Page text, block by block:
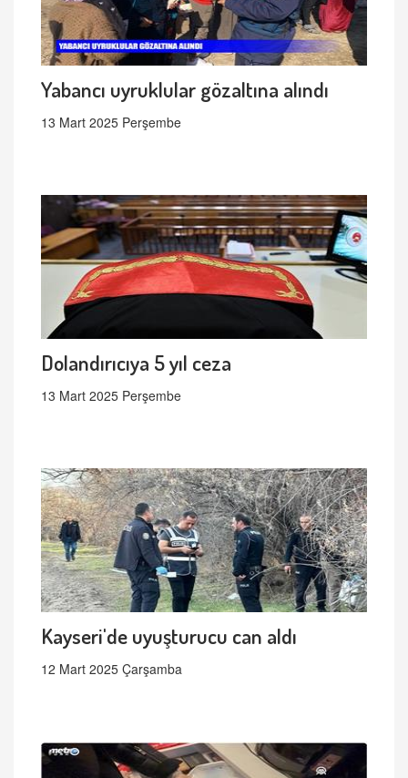
Yabancı uyruklular gözaltına alındı
13 Mart 2025 Perşembe
Dolandırıcıya 5 yıl ceza
13 Mart 2025 Perşembe
Kayseri'de uyuşturucu can aldı
12 Mart 2025 Çarşamba